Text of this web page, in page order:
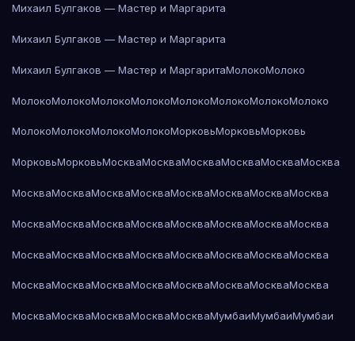
Михаил Булгаков — Мастер и Маргарита
Михаил Булгаков — Мастер и Маргарита
Михаил Булгаков — Мастер и МаргаритаМолокоМолоко
МолокоМолокоМолокоМолокоМолокоМолокоМолокоМолоко
МолокоМолокоМолокоМолокоМорковьМорковьМорковь
МорковьМорковьМоскваМоскваМоскваМоскваМоскваМосква
МоскваМоскваМоскваМоскваМоскваМоскваМоскваМосква
МоскваМоскваМоскваМоскваМоскваМоскваМоскваМосква
МоскваМоскваМоскваМоскваМоскваМоскваМоскваМосква
МоскваМоскваМоскваМоскваМоскваМоскваМоскваМосква
МоскваМоскваМоскваМоскваМоскваМумбаиМумбаиМумбаи